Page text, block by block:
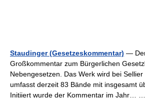
Staudinger (Gesetzeskommentar) —
Großkommentar zum Bürgerlichen
Nebengesetzen. Das Werk wird bei
umfasst derzeit 83 Bände mit insgesamt
Initiiert wurde der Kommentar im Jahr…